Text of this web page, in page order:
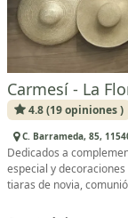
Carmesí - La
4.8 (19 opiniones )
C. Barrameda, 85,
Dedicados a
especial y
tiaras de novia,